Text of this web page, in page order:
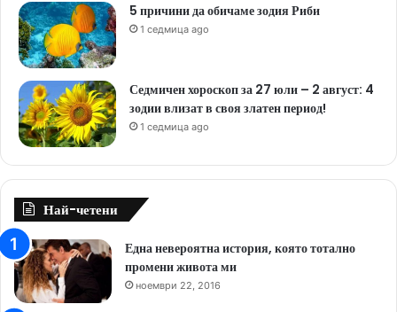
5 причини да обичаме зодия Риби
1 седмица ago
Седмичен хороскоп за 27 юли – 2 август: 4
зодии влизат в своя златен период!
1 седмица ago
Най-четени
Една невероятна история, която тотално
промени живота ми
ноември 22, 2016